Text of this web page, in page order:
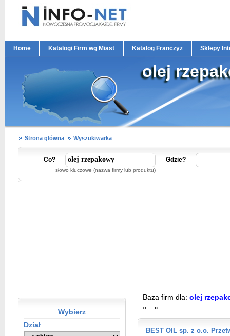
Home Katalogi Firm wg Miast Katalog Franczyz Sklepy
olej
Strona główna Wyszukiwarka
Co?
słowo kluczowe (nazwa firmy lub produktu)
Gdzie?
Wybierz
Dział
Baza firm dla: olej
«
»
BEST OIL sp. z o.o.